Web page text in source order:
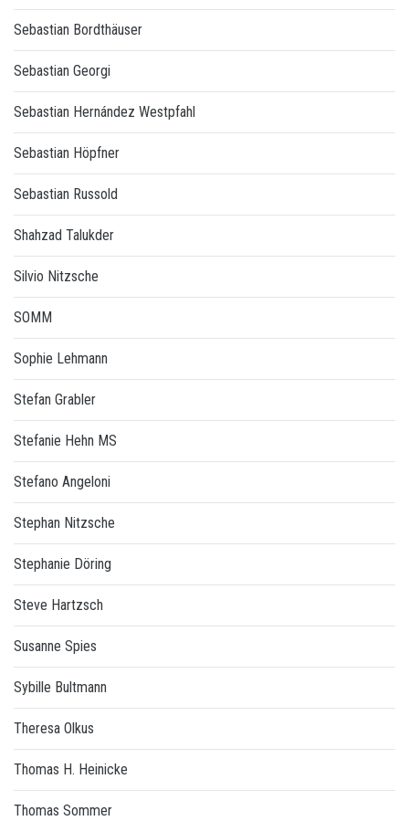
Sebastian Bordthäuser
Sebastian Georgi
Sebastian Hernández Westpfahl
Sebastian Höpfner
Sebastian Russold
Shahzad Talukder
Silvio Nitzsche
SOMM
Sophie Lehmann
Stefan Grabler
Stefanie Hehn MS
Stefano Angeloni
Stephan Nitzsche
Stephanie Döring
Steve Hartzsch
Susanne Spies
Sybille Bultmann
Theresa Olkus
Thomas H. Heinicke
Thomas Sommer